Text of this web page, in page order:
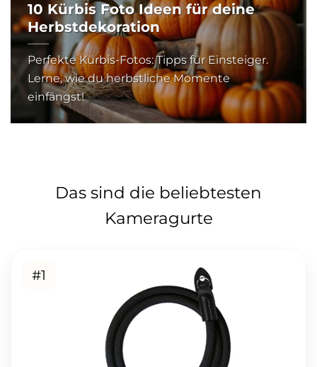
10 Kürbis Foto Ideen für deine
Herbstdekoration
Perfekte Kürbis-Fotos: Tipps für Einsteiger.
Lerne, wie du herbstliche Momente
einfängst!
Das sind die beliebtesten
Kameragurte
#1